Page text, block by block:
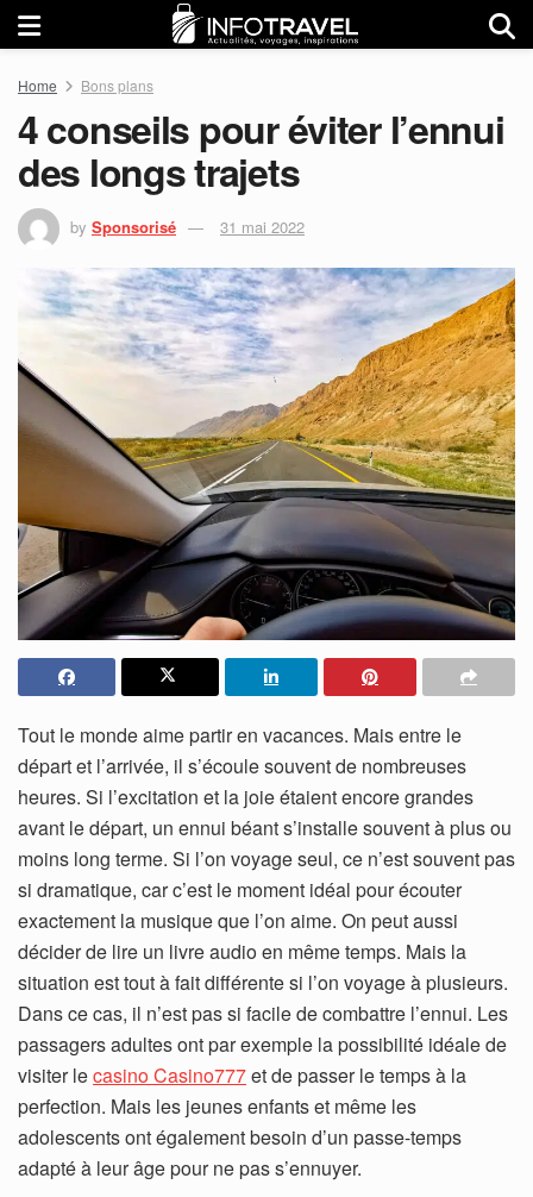
Home Bons plans
4 conseils pour éviter l’ennui
des longs trajets
by Sponsorisé 31 mai 2022
Tout le monde aime partir en vacances. Mais entre le
départ et l’arrivée, il s’écoule souvent de nombreuses
heures. Si l’excitation et la joie étaient encore grandes
avant le départ, un ennui béant s’installe souvent à plus ou
moins long terme. Si l’on voyage seul, ce n’est souvent pas
si dramatique, car c’est le moment idéal pour écouter
exactement la musique que l’on aime. On peut aussi
décider de lire un livre audio en même temps. Mais la
situation est tout à fait différente si l’on voyage à plusieurs.
Dans ce cas, il n’est pas si facile de combattre l’ennui. Les
passagers adultes ont par exemple la possibilité idéale de
visiter lecasino Casino777et de passer le temps à la
perfection. Mais les jeunes enfants et même les
adolescents ont également besoin d’un passe-temps
adapté à leur âge pour ne pas s’ennuyer.